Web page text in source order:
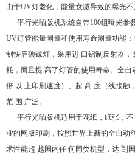
由于UV灯老化，能量衰减导致的曝光不
平行光晒版机系统自带100组曝光参
UV灯管能量测量和使用寿命测量功能
制快启碘镓灯，采用进 口铝制反射器
耗，而且提 高了灯管的使用寿命。全
倍 以 上印刷速度）、超 高 度（线接触
范 围 广泛。
平行光晒版机适用于花纸，纸张，不
业的网版印刷，按照世界上新的全自动
术性能超 越国内任 何同类机型，达 到